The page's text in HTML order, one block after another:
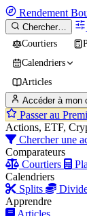
Rendement
Chercher…
Courtiers
Calendriers
Articles
Accéder à mon
Passer au
Actions, ETF,
Chercher une
Comparateurs
Courtiers
Calendriers
Splits
Apprendre
Articles